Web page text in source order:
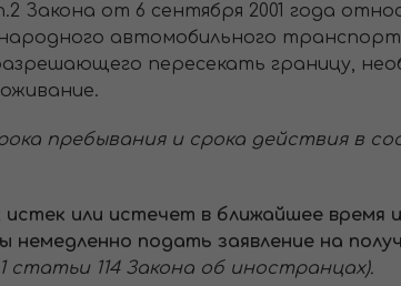
Закона от 6 сентября 2001 года
автомобильного
пересекать границу,
пребывания и срока действия в
или истечет в ближайшее время
подать заявление на
статьи 114 Закона об иностранцах).